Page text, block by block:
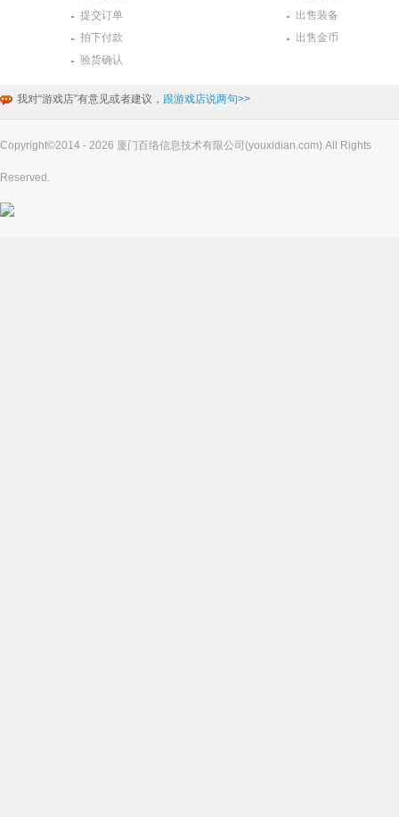
提交订单
拍下付款
验货确认
出售装备
出售金币
我对“游戏店”有意见或者建议， 跟游戏店说两句>>
Copyright©2014 - 2026 厦门百络信息技术有限公司(youxidian.com) All Rights
Reserved.